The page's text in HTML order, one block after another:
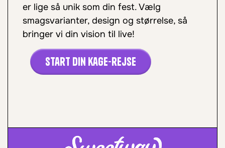
er lige så unik som din fest. Vælg
smagsvarianter, design og størrelse, så
bringer vi din vision til live!
Start din kage-rejse